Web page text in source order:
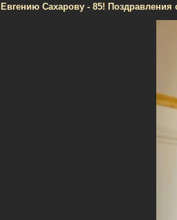
Евгению Сахарову - 85! Поздравления